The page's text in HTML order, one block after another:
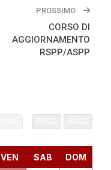
PROSSIMO
CORSO DI
AGGIORNAMENTO
RSPP/ASPP
VEN SAB
DOM